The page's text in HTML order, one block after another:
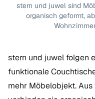
stern und juwel sind
organisch geformt,
stern und juwel folgen
funktionale
mehr Möbelobjekt.